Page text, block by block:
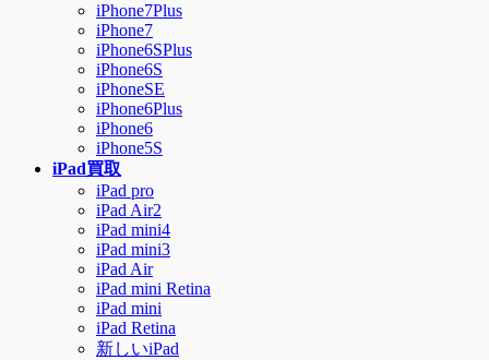
iPhone7Plus
iPhone7
iPhone6SPlus
iPhone6S
iPhoneSE
iPhone6Plus
iPhone6
iPhone5S
iPad買取
iPad pro
iPad Air2
iPad mini4
iPad mini3
iPad Air
iPad mini Retina
iPad mini
iPad Retina
新しいiPad